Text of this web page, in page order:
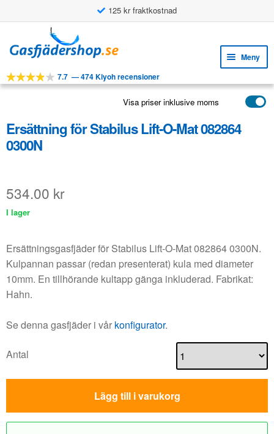
125 kr fraktkostnad
till
navigering
till
innehåll
Meny
VERKTYG
APPLIKATIONER
KUNDSERVICE
7.7 —474 Kiyoh recensioner
Visa priser inklusive moms
Ersättning för Stabilus Lift-O-Mat 082864
0300N
534.00 kr
I lager
Ersättningsgasfjäder för Stabilus Lift-O-Mat 082864 0300N.
Kulpannan passar (redan presenterat) kula med diameter
10mm. En tillhörande kultapp gänga inkluderad. Fabrikat:
Hahn.
Se denna gasfjäder i vår konfigurator.
Antal
Lägg till i varukorg